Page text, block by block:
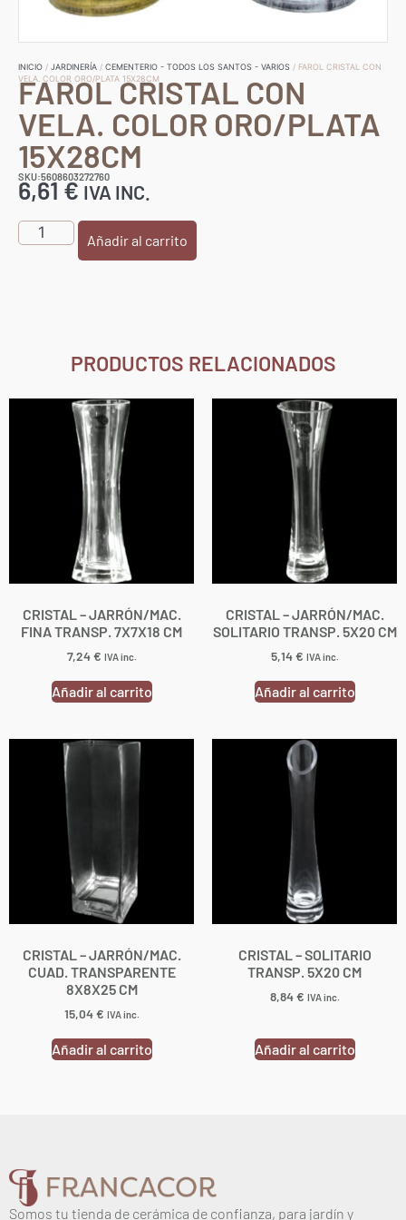
INICIO / JARDINERÍA / CEMENTERIO - TODOS LOS SANTOS - VARIOS / FAROL CRISTAL CON
VELA. COLOR ORO/PLATA 15X28CM
FAROL CRISTAL CON
VELA. COLOR ORO/PLATA
15X28CM
SKU:5608603272760
6,61€ IVA INC.
Añadir al carrito
PRODUCTOS RELACIONADOS
CRISTAL – JARRÓN/MAC.
FINA TRANSP. 7X7X18 CM
7,24€ IVA inc.
Añadir al carrito
CRISTAL – JARRÓN/MAC.
SOLITARIO TRANSP. 5X20 CM
5,14€ IVA inc.
Añadir al carrito
CRISTAL – JARRÓN/MAC.
CUAD. TRANSPARENTE
8X8X25 CM
15,04€ IVA inc.
Añadir al carrito
CRISTAL – SOLITARIO
TRANSP. 5X20 CM
8,84€ IVA inc.
Añadir al carrito
Somos tu tienda de cerámica de confianza, para jardín y